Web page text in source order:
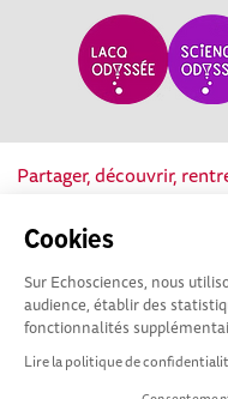
Cookies
Sur Echosciences, nous
audience, établir des
fonctionnalités
Lire la politique de
Partager, découvrir,
culture scientifique,
Mentions légales|
|Ligne éditoriale